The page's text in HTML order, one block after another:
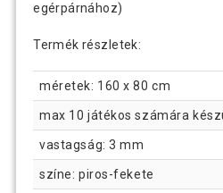
egérpárnához)
Termék részletek:
méretek: 160 x 80 cm
max 10 játékos számára
vastagság: 3 mm
színe: piros-fekete